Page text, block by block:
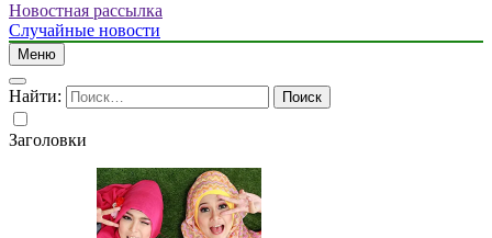
Новостная рассылка
Случайные новости
Меню
Найти:
Заголовки